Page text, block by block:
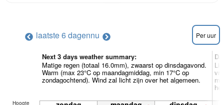
laatste 6 dagennu Per uur
Next 3 days weather summary:
Matige regen (totaal 16.0mm), zwaarst op dinsdagavond.
Warm (max 23°C op maandagmiddag, min 17°C op
zondagochtend). Wind zal licht zijn over het algemeen.
Hoogte